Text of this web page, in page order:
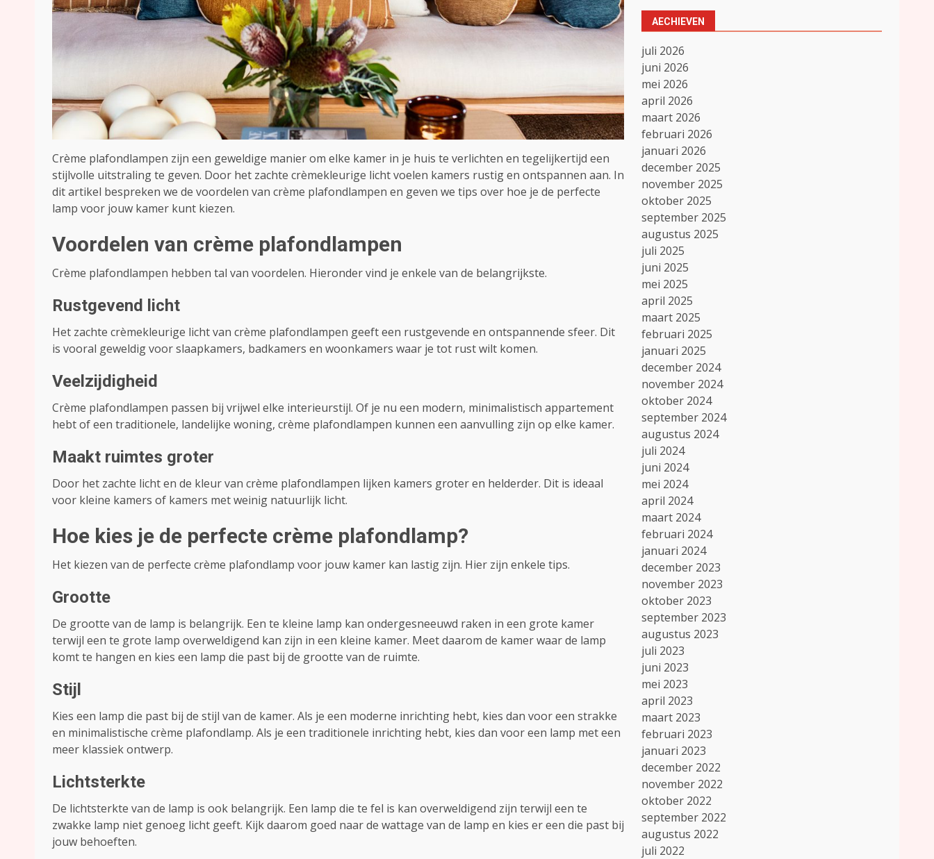
Crème plafondlampen zijn een geweldige manier om elke kamer in je huis te verlichten en tegelijkertijd een
stijlvolle uitstraling te geven. Door het zachte crèmekleurige licht voelen kamers rustig en ontspannen aan. In
dit artikel bespreken we de voordelen van crème plafondlampen en geven we tips over hoe je de perfecte
lamp voor jouw kamer kunt kiezen.
Voordelen van crème plafondlampen
Crème plafondlampen hebben tal van voordelen. Hieronder vind je enkele van de belangrijkste.
Rustgevend licht
Het zachte crèmekleurige licht van crème plafondlampen geeft een rustgevende en ontspannende sfeer. Dit
is vooral geweldig voor slaapkamers, badkamers en woonkamers waar je tot rust wilt komen.
Veelzijdigheid
Crème plafondlampen passen bij vrijwel elke interieurstijl. Of je nu een modern, minimalistisch appartement
hebt of een traditionele, landelijke woning, crème plafondlampen kunnen een aanvulling zijn op elke kamer.
Maakt ruimtes groter
Door het zachte licht en de kleur van crème plafondlampen lijken kamers groter en helderder. Dit is ideaal
voor kleine kamers of kamers met weinig natuurlijk licht.
Hoe kies je de perfecte crème plafondlamp?
Het kiezen van de perfecte crème plafondlamp voor jouw kamer kan lastig zijn. Hier zijn enkele tips.
Grootte
De grootte van de lamp is belangrijk. Een te kleine lamp kan ondergesneeuwd raken in een grote kamer
terwijl een te grote lamp overweldigend kan zijn in een kleine kamer. Meet daarom de kamer waar de lamp
komt te hangen en kies een lamp die past bij de grootte van de ruimte.
Stijl
Kies een lamp die past bij de stijl van de kamer. Als je een moderne inrichting hebt, kies dan voor een strakke
en minimalistische crème plafondlamp. Als je een traditionele inrichting hebt, kies dan voor een lamp met een
meer klassiek ontwerp.
Lichtsterkte
De lichtsterkte van de lamp is ook belangrijk. Een lamp die te fel is kan overweldigend zijn terwijl een te
zwakke lamp niet genoeg licht geeft. Kijk daarom goed naar de wattage van de lamp en kies er een die past bij
jouw behoeften.
AECHIEVEN
juli 2026
juni 2026
mei 2026
april 2026
maart 2026
februari 2026
januari 2026
december 2025
november 2025
oktober 2025
september 2025
augustus 2025
juli 2025
juni 2025
mei 2025
april 2025
maart 2025
februari 2025
januari 2025
december 2024
november 2024
oktober 2024
september 2024
augustus 2024
juli 2024
juni 2024
mei 2024
april 2024
maart 2024
februari 2024
januari 2024
december 2023
november 2023
oktober 2023
september 2023
augustus 2023
juli 2023
juni 2023
mei 2023
april 2023
maart 2023
februari 2023
januari 2023
december 2022
november 2022
oktober 2022
september 2022
augustus 2022
juli 2022